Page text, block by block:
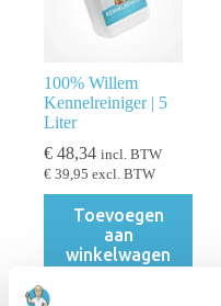
100% Willem
Kennelreiniger | 5
Liter
€ 48,34 incl. BTW
€ 39,95 excl. BTW
Toevoegen
aan
winkelwagen